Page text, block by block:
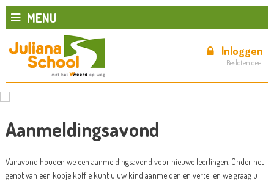
MENU
Inloggen
Besloten deel
Aanmeldingsavond
Vanavond houden we een aanmeldingsavond voor nieuwe leerlingen. Onder het
genot van een kopje koffie kunt u uw kind aanmelden en vertellen we graag u